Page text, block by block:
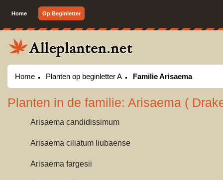
Home Op Beginletter
Home Planten op beginletter A Familie Arisaema
Planten in de familie: Arisaema (
Arisaema candidissimum
Arisaema ciliatum liubaense
Arisaema fargesii